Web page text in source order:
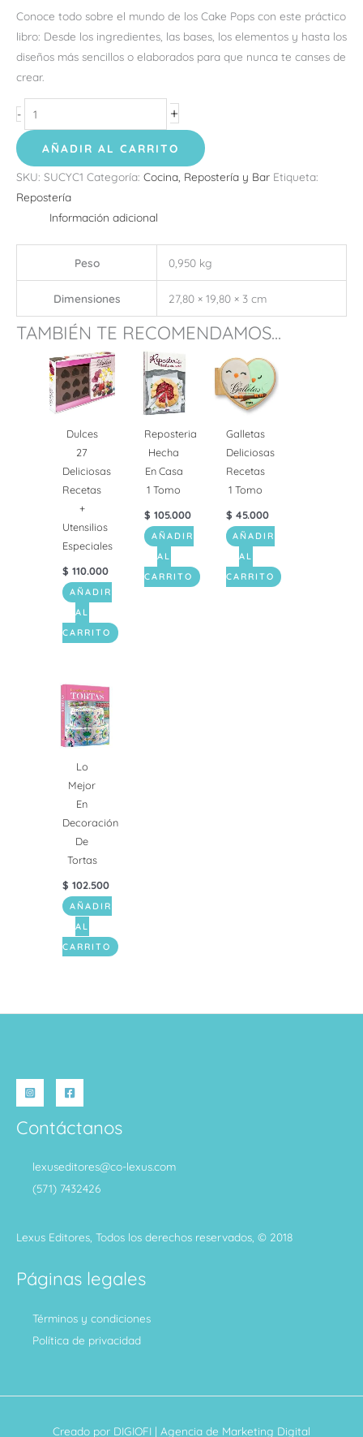
Conoce todo sobre el mundo de los Cake Pops con este práctico
libro: Desde los ingredientes, las bases, los elementos y hasta los
diseños más sencillos o elaborados para que nunca te canses de
crear.
- +
AÑADIR AL CARRITO
SKU: SUCYC1 Categoría: Cocina, Repostería y Bar Etiqueta:
Repostería
Información adicional
Peso 0,950 kg
Dimensiones 27,80 × 19,80 × 3 cm
TAMBIÉN TE RECOMENDAMOS...
Dulces
27
Deliciosas
Recetas
+
Utensilios
Especiales
$ 110.000
AÑADIR
AL
CARRITO
Reposteria
Hecha
En Casa
1 Tomo
$ 105.000
AÑADIR
AL
CARRITO
Galletas
Deliciosas
Recetas
1 Tomo
$ 45.000
AÑADIR
AL
CARRITO
Lo
Mejor
En
Decoración
De
Tortas
$ 102.500
AÑADIR
AL
CARRITO
Contáctanos
lexuseditores@co-lexus.com
(571) 7432426
Lexus Editores, Todos los derechos reservados, © 2018
Páginas legales
Términos y condiciones
Política de privacidad
Creado por DIGIOFI | Agencia de Marketing Digital